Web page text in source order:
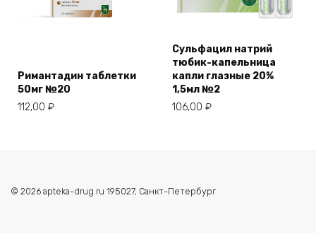
Римантадин таблетки
50мг №20
112,00 ₽
Сульфацил натрий
тюбик-капельница
капли глазные 20%
1,5мл №2
106,00 ₽
© 2026 apteka-drug.ru 195027, Санкт-Петербург